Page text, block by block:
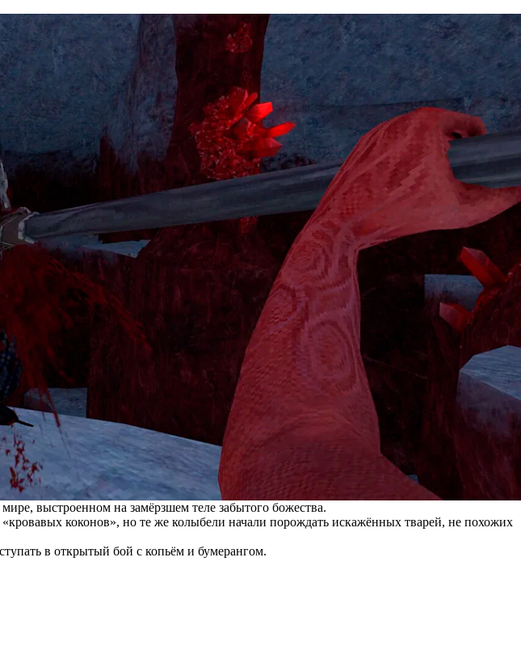
выстроенном на замёрзшем теле забытого божества.
коконов», но те же колыбели начали порождать искажённых тварей, не похожих
в открытый бой с копьём и бумерангом.